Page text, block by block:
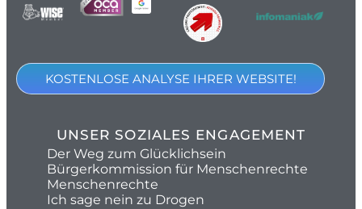
KOSTENLOSE ANALYSE IHRER WEBSITE!
UNSER SOZIALES ENGAGEMENT
Der Weg zum Glücklichsein
Bürgerkommission für Menschenrechte
Menschenrechte
Ich sage nein zu Drogen